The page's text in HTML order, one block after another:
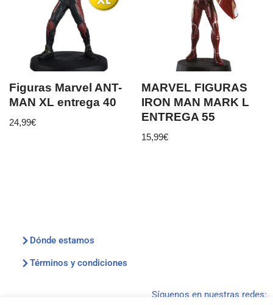
Figuras Marvel ANT-
MAN XL entrega 40
24,99€
MARVEL FIGURAS
IRON MAN MARK L
ENTREGA 55
15,99€
Dónde estamos
Términos y condiciones
Síguenos en nuestras redes: